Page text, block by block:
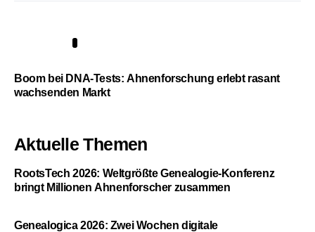
Boom bei DNA-Tests: Ahnenforschung erlebt rasant
wachsenden Markt
Aktuelle Themen
RootsTech 2026: Weltgrößte Genealogie-Konferenz
bringt Millionen Ahnenforscher zusammen
Genealogica 2026: Zwei Wochen digitale